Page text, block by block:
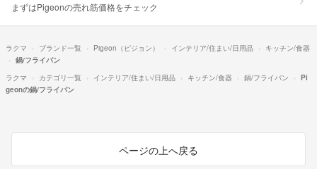
まずはPigeonの売れ筋価格をチェック
ラクマ ブランド一覧 Pigeon（ピジョン） インテリア/住まい/日用品
キッチン/食器
鍋/フライパン
ラクマ
カテゴリ一覧 インテリア/住まい/日用品 キッチン/食器 鍋/フライパン
Pi
geonの鍋/フライパン
ページの上へ戻る